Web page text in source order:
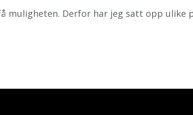
muligheten. Derfor har jeg satt opp